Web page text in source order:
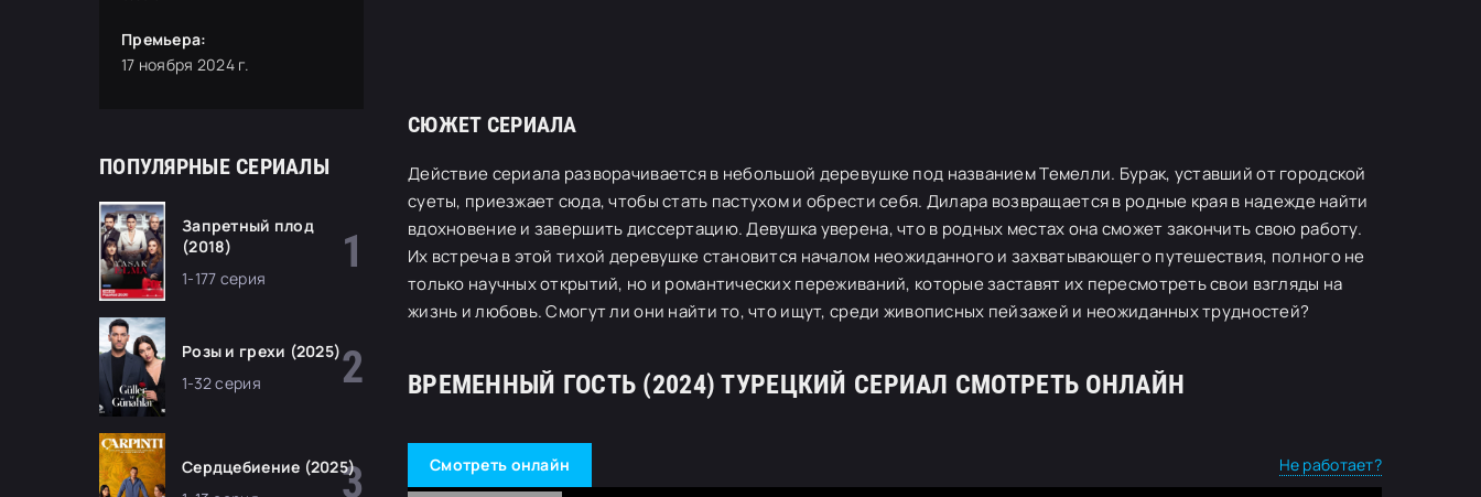
Премьера:
17 ноября 2024 г.
ПОПУЛЯРНЫЕ СЕРИАЛЫ
Запретный плод
(2018)
1-177 серия
Розы и грехи (2025)
1-32 серия
Сердцебиение (2025)
СЮЖЕТ СЕРИАЛА
Действие сериала разворачивается в небольшой деревушке под названием Темелли. Бурак, уставший от городской
суеты, приезжает сюда, чтобы стать пастухом и обрести себя. Дилара возвращается в родные края в надежде найти
вдохновение и завершить диссертацию. Девушка уверена, что в родных местах она сможет закончить свою работу.
Их встреча в этой тихой деревушке становится началом неожиданного и захватывающего путешествия, полного не
только научных открытий, но и романтических переживаний, которые заставят их пересмотреть свои взгляды на
жизнь и любовь. Смогут ли они найти то, что ищут, среди живописных пейзажей и неожиданных трудностей?
ВРЕМЕННЫЙ ГОСТЬ (2024) ТУРЕЦКИЙ СЕРИАЛ СМОТРЕТЬ ОНЛАЙН
Смотреть онлайн Не работает?